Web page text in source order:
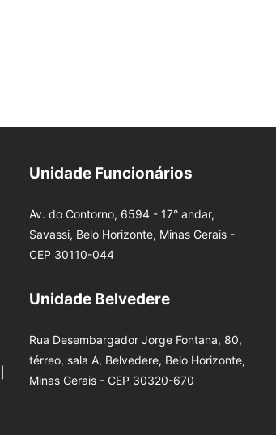
Unidade Funcionários
Av. do Contorno, 6594 - 17° andar,
Savassi, Belo Horizonte, Minas Gerais -
CEP 30110-044
Unidade Belvedere
Rua Desembargador Jorge Fontana, 80,
térreo, sala A, Belvedere, Belo Horizonte,
Minas Gerais - CEP 30320-670